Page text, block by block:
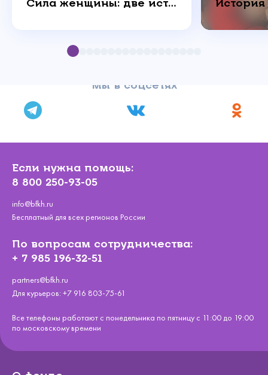
Сила женщины: две истории о любви, которая побеждает
Мы в соцсетях
Если нужна помощь:
8 800 250-93-05
info@bfkh.ru
Бесплатный для всех регионов России
По вопросам сотрудничества:
+ 7 985 196-32-51
partners@bfkh.ru
Для курьеров: +7 916 803-75-61
Все телефоны работают с понедельника по пятницу с 11:00 до 19:00
по московскому времени